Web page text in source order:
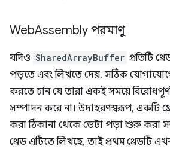
WebAssembly পরমাণু
যদিও SharedArrayBuffer প্রতিটি
পড়তে এবং লিখতে দেয়, সঠিক
করতে চান যে তারা একই সময়ে
সম্পাদন করে না। উদাহরণস্বরূপ, একটি
করা ঠিকানা থেকে ডেটা পড়া শুরু করা
থ্রেড এটিতে লিখছে, তাই প্রথম থ্রেডটি